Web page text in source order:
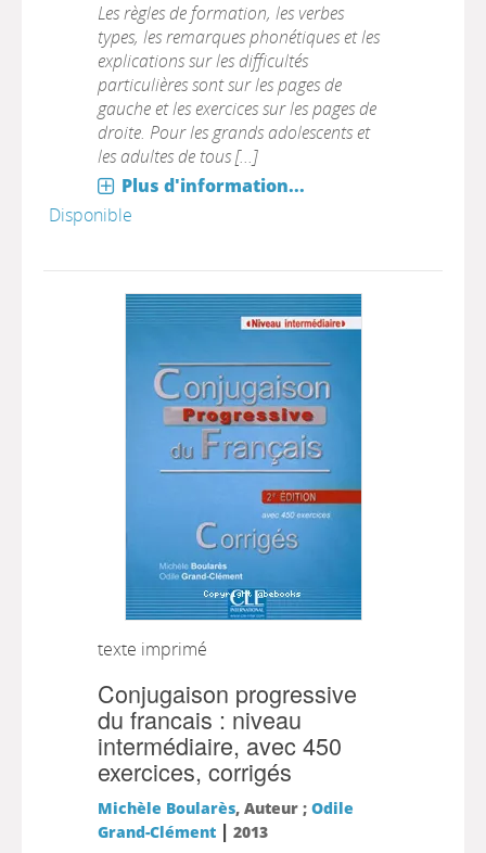
Les règles de formation, les verbes
types, les remarques phonétiques et les
explications sur les difficultés
particulières sont sur les pages de
gauche et les exercices sur les pages de
droite. Pour les grands adolescents et
les adultes de tous [...]
Plus d'information...
Disponible
texte imprimé
Conjugaison progressive
du francais : niveau
intermédiaire, avec 450
exercices, corrigés
Michèle Boularès, Auteur ; Odile
Grand-Clément | 2013